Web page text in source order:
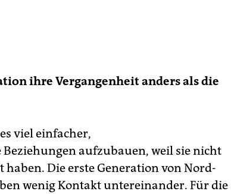
Mexiko und den USA. Das
geht bis zum 14. April.
ihre Vergangenheit anders als die
viel einfacher,
aufzubauen, weil sie nicht
Die erste Generation von Nord-
wenig Kontakt untereinander. Für die